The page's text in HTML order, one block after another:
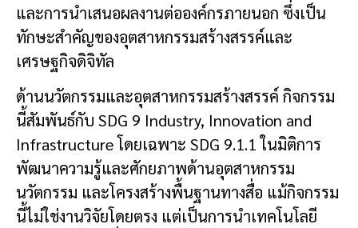
และการนำเสนอผลงานต่อองค์กรภายนอก ซึ่งเป็น
ทักษะสำคัญของอุตสาหกรรมสร้างสรรค์และ
เศรษฐกิจดิจิทัล
ด้านนวัตกรรมและอุตสาหกรรมสร้างสรรค์ กิจกรรม
นี้สัมพันธ์กับ SDG 9 Industry, Innovation and
Infrastructure โดยเฉพาะ SDG 9.1.1 ในมิติการ
พัฒนาความรู้และศักยภาพด้านอุตสาหกรรม
นวัตกรรม และโครงสร้างพื้นฐานทางสื่อ แม้กิจกรรม
นี้ไม่ใช่งานวิจัยโดยตรง แต่เป็นการนำเทคโนโลยี